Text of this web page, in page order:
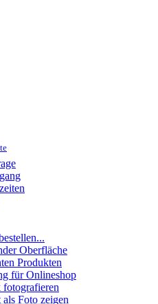
Oberfläche
Produkten
für Onlineshop
Foto zeigen